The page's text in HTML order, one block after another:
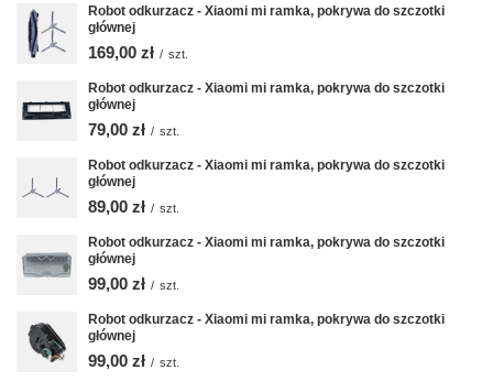
Robot odkurzacz - Xiaomi mi ramka, pokrywa do szczotki
głównej
169,00 zł / szt.
Robot odkurzacz - Xiaomi mi ramka, pokrywa do szczotki
głównej
79,00 zł / szt.
Robot odkurzacz - Xiaomi mi ramka, pokrywa do szczotki
głównej
89,00 zł / szt.
Robot odkurzacz - Xiaomi mi ramka, pokrywa do szczotki
głównej
99,00 zł / szt.
Robot odkurzacz - Xiaomi mi ramka, pokrywa do szczotki
głównej
99,00 zł / szt.